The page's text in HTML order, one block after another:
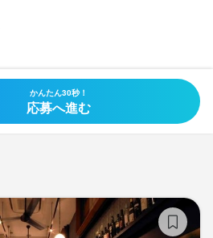
かんたん30秒！
応募へ進む